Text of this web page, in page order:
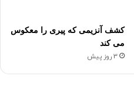
کشف آنزیمی که پیری را معکوس
می کند
3 روز پیش